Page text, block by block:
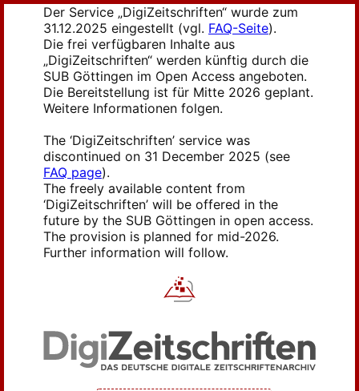
Der Service „DigiZeitschriften“ wurde zum
31.12.2025 eingestellt (vgl. FAQ-Seite).
Die frei verfügbaren Inhalte aus
„DigiZeitschriften“ werden künftig durch die
SUB Göttingen im Open Access angeboten.
Die Bereitstellung ist für Mitte 2026 geplant.
Weitere Informationen folgen.
The ‘DigiZeitschriften’ service was
discontinued on 31 December 2025 (see
FAQ page).
The freely available content from
‘DigiZeitschriften’ will be offered in the
future by the SUB Göttingen in open access.
The provision is planned for mid-2026.
Further information will follow.